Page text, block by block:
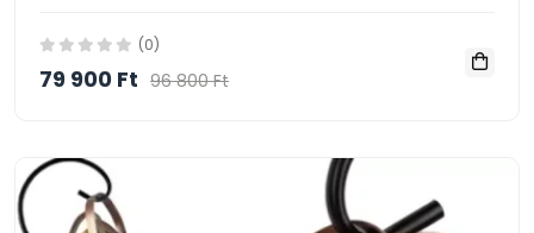
(0)
79 900 Ft 96 800 Ft